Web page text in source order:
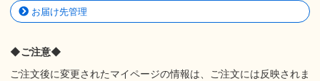
お届け先管理
◆ご注意◆
ご注文後に変更されたマイページの情報は、ご注文には反映されま